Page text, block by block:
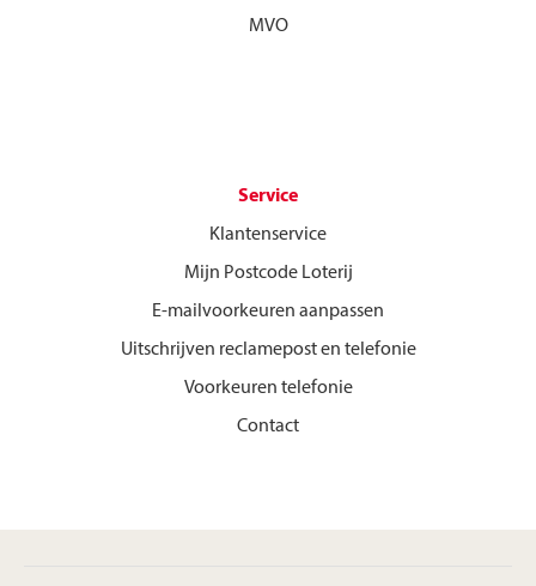
MVO
Service
Klantenservice
Mijn Postcode Loterij
E-mailvoorkeuren aanpassen
Uitschrijven reclamepost en telefonie
Voorkeuren telefonie
Contact